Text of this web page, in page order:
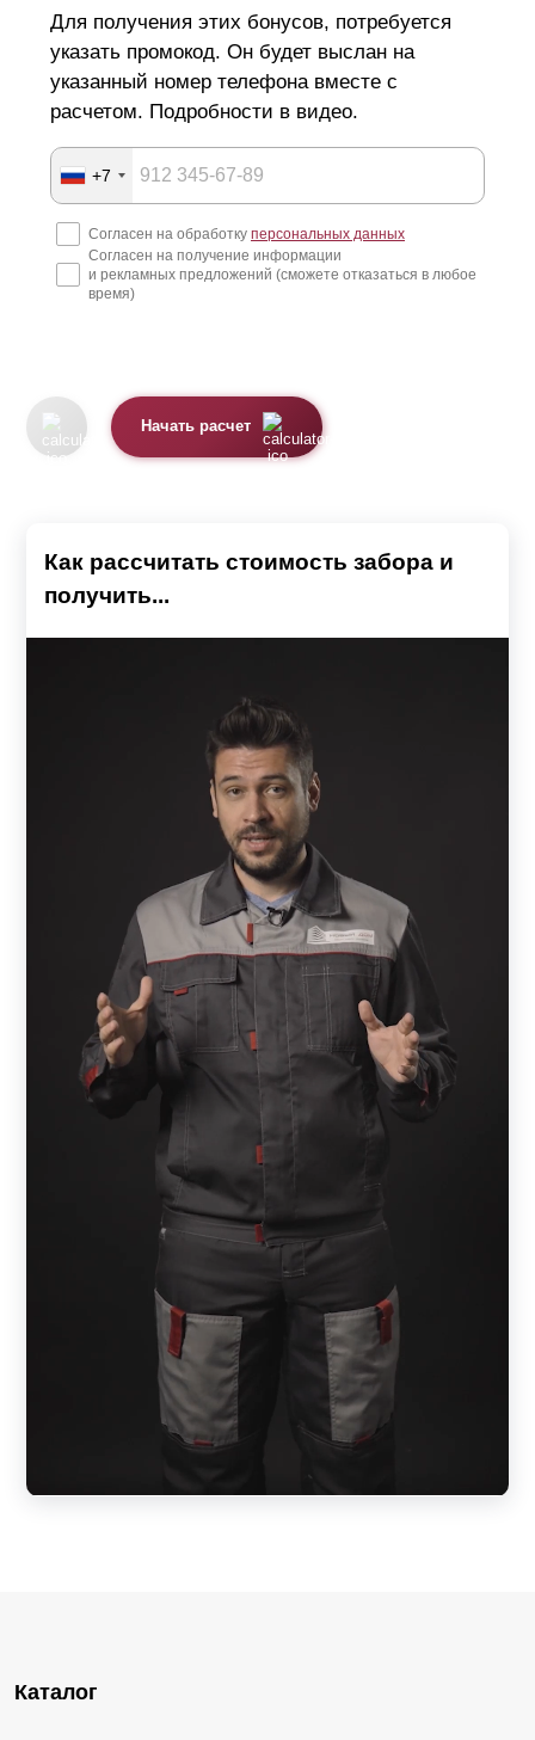
Для получения этих бонусов, потребуется
указать промокод. Он будет выслан на
указанный номер телефона вместе с
расчетом. Подробности в видео.
+7
Согласен на обработку персональных данных
Согласен на получение информации
и рекламных предложений (сможете отказаться в любое
время)
Начать расчет
Как рассчитать стоимость забора и
получить...
Каталог